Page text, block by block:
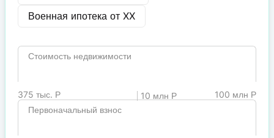
Военная ипотека от XX
Стоимость недвижимости
375 тыс. Р 10 млн Р
100 млн Р
Первоначальный взнос